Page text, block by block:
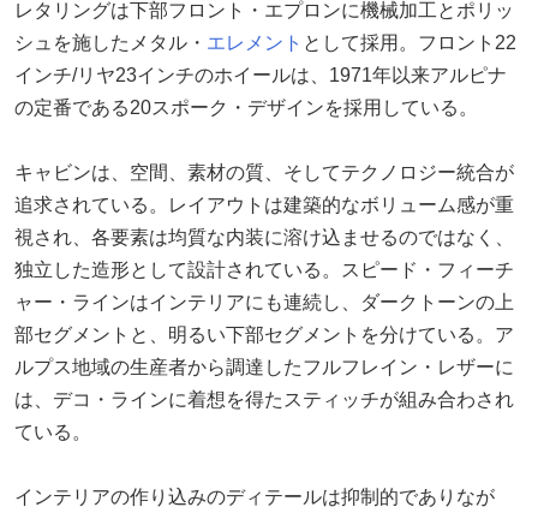
レタリングは下部フロント・エプロンに機械加工とポリッ
シュを施したメタル・ エレメント として採用。フロント22
インチ/リヤ23インチのホイールは、1971年以来アルピナ
の定番である20スポーク・デザインを採用している。
キャビンは、空間、素材の質、そしてテクノロジー統合が
追求されている。レイアウトは建築的なボリューム感が重
視され、各要素は均質な内装に溶け込ませるのではなく、
独立した造形として設計されている。スピード・フィーチ
ャー・ラインはインテリアにも連続し、ダークトーンの上
部セグメントと、明るい下部セグメントを分けている。ア
ルプス地域の生産者から調達したフルフレイン・レザーに
は、デコ・ラインに着想を得たスティッチが組み合わされ
ている。
インテリアの作り込みのディテールは抑制的でありなが